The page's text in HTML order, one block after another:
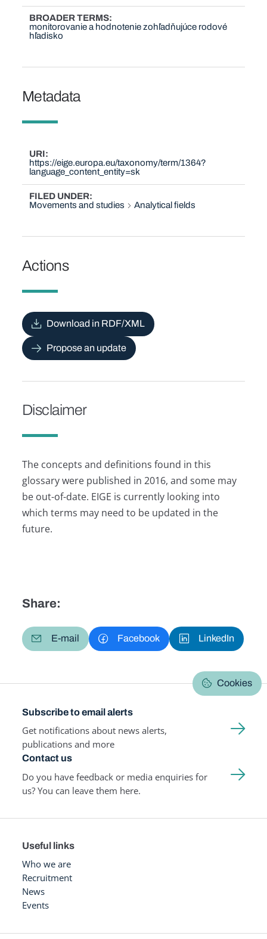
BROADER TERMS
monitorovanie a hodnotenie zohľadňujúce rodové
hľadisko
Metadata
URI
https://eige.europa.eu/taxonomy/term/1364?
language_content_entity=sk
FILED UNDER
Movements and studies
Analytical fields
Actions
Download in RDF/XML
Propose an update
Disclaimer
The concepts and definitions found in this
glossary were published in 2016, and some may
be out-of-date. EIGE is currently looking into
which terms may need to be updated in the
future.
Share:
E-mail Facebook LinkedIn
Cookies
Subscribe to email alerts
Get notifications about news alerts,
publications and more
Contact us
Do you have feedback or media enquiries for
us? You can leave them here.
Useful links
Who we are
Recruitment
News
Events